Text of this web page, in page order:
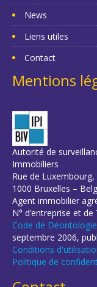
News
Liens utiles
Contact
Mentions
Autorité de
Immobiliers
Rue de Luxembourg,
1000 Bruxelles –
Agent immobilier
N° d’entreprise et de
Code de Déontologie
septembre 2006,
Conditions
Politique de